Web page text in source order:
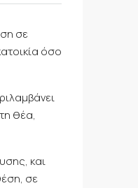
σε
όσο
θέα,
και
σε